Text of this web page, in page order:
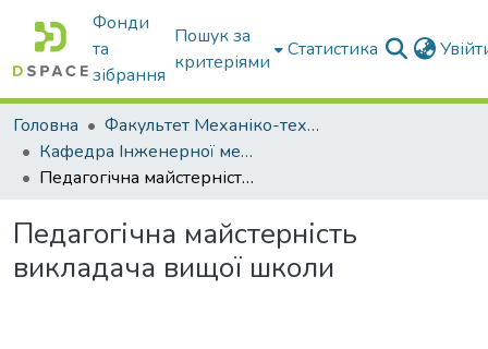
Фонди
та
зібрання
Пошук за
критеріями
Статистика
Головна
Факультет Механіко-технологічний
Кафедра Інженерної механіки та комп'ютерного проектування
Педагогічна майстерність викладача вищої школи
Педагогічна майстерність
викладача вищої школи